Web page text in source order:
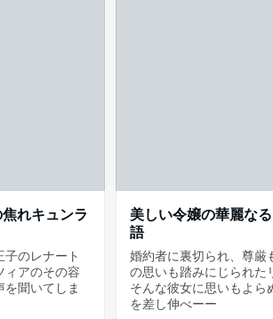
れキュンラ
子のレナート
ィアのその容
聞いてしま
美しい令嬢の華麗な
語
婚約者に裏切られ、尊厳
の思いも踏みにじられた
そんな彼女に思いもよら
を差し伸べーー